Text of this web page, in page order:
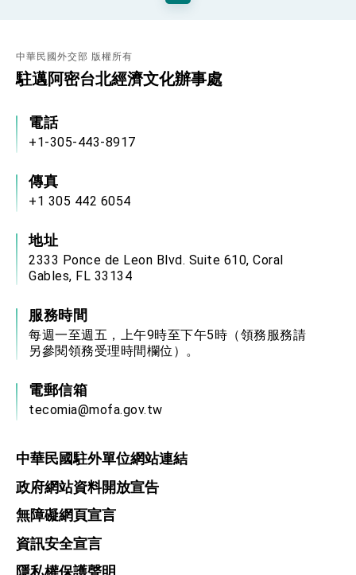
變局中 奮起的新臺灣 總統發表國慶演說
團結 迎風轉型 穩健前行
賴總統就職演說影片
外交部重要言論
中華民國外交部 版權所有
駐邁阿密台北經濟文化辦事處
電話
+1-305-443-8917
傳真
+1 305 442 6054
地址
2333 Ponce de Leon Blvd. Suite 610, Coral
Gables, FL 33134
服務時間
每週一至週五，上午9時至下午5時（領務服務請
另參閱領務受理時間欄位）。
電郵信箱
tecomia@mofa.gov.tw
中華民國駐外單位網站連結
政府網站資料開放宣告
無障礙網頁宣言
資訊安全宣言
隱私權保護聲明